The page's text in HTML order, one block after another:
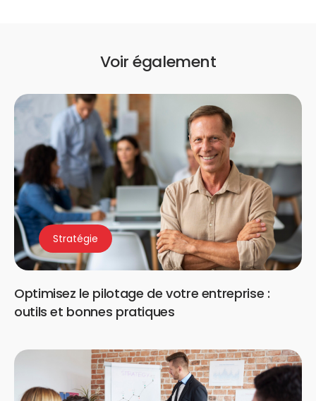
Voir également
Optimisez le pilotage de votre entreprise :
outils et bonnes pratiques
Stratégie